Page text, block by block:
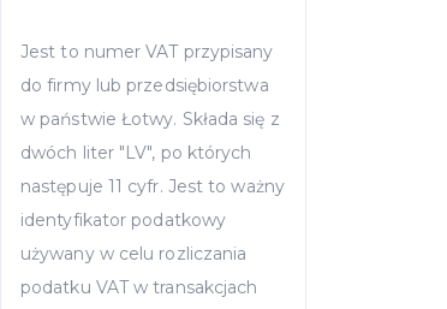
Jest to numer VAT przypisany
do firmy lub przedsiębiorstwa
w państwie Łotwy. Składa się z
dwóch liter "LV", po których
następuje 11 cyfr. Jest to ważny
identyfikator podatkowy
używany w celu rozliczania
podatku VAT w transakcjach